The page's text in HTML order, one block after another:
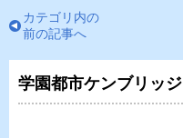
カテゴリ内の
前の記事へ
学園都市ケンブリッジ